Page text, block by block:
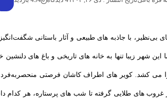
بی‌نظیر، با جاذبه های طبیعی و آثار باستانی
شهر زیبا تنها به خانه‌ های تاریخی و باغ‌ های
را می ‌کشد. کویر های اطراف کاشان فرصتی
غروب ‌های طلایی گرفته تا شب‌ های پرستاره، هر کدام